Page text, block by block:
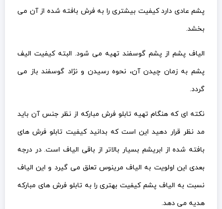
پشم عادی دارد کیفیت بیشتری را به فرش بافته شده از آن می
بخشد.
الیاف پشم از پشم گوسفند تهیه می شود. البته کیفیت الیف
پشم به زمان چیدن آن، نحوه رسیدن و نژاد گوسفند باز می
گردد.
نکته ای که هنگام تهیه تابلو فرش مبارکه از نظر جنس آن باید
مد نظر قرار دهید این است که بدانید کیفیت تابلو فرش های
بافته شده از ابریشم بسیار بالاتر از باقی الیاف است. در درجه
بعدی این اولویت به الیاف مرینوس تعلق می گیرد و این الیاف
نسبت به الیاف پشم کیفیت بهتری را به تابلو فرش های مبارکه
هدیه می دهد.